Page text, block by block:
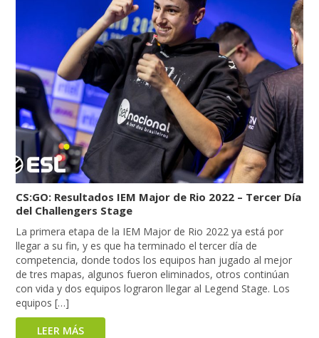
CS:GO: Resultados IEM Major de Rio 2022 – Tercer Día
del Challengers Stage
La primera etapa de la IEM Major de Rio 2022 ya está por
llegar a su fin, y es que ha terminado el tercer día de
competencia, donde todos los equipos han jugado al mejor
de tres mapas, algunos fueron eliminados, otros continúan
con vida y dos equipos lograron llegar al Legend Stage. Los
equipos […]
LEER MÁS